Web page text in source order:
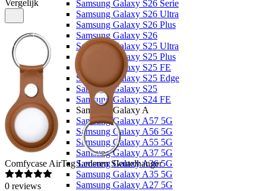
Samsung Galaxy S26 Serie
Samsung Galaxy S26 Ultra
Samsung Galaxy S26 Plus
Samsung Galaxy S26
Samsung Galaxy S25 Ultra
Samsung Galaxy S25 Plus
Samsung Galaxy S25 FE
Samsung Galaxy S25 Edge
Samsung Galaxy S25
Samsung Galaxy S24 FE
Samsung Galaxy A
Samsung Galaxy A57 5G
Samsung Galaxy A56 5G
Samsung Galaxy A55 5G
Samsung Galaxy A37 5G
Samsung Galaxy A36 5G
Samsung Galaxy A35 5G
Samsung Galaxy A27 5G
Vergelijk
Comfycase AirTag Lederen Sleutelhanger
0 reviews